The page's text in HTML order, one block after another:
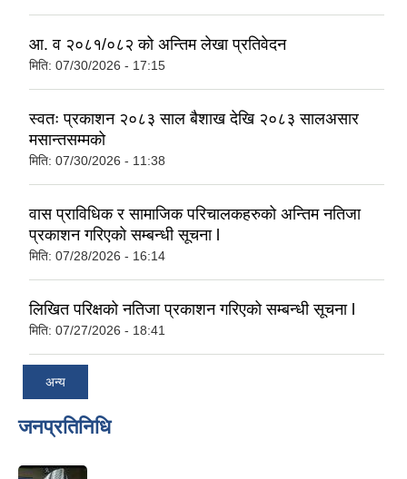
आ. व २०८१/०८२ को अन्तिम लेखा प्रतिवेदन
मिति: 07/30/2026 - 17:15
स्वतः प्रकाशन २०८३ साल बैशाख देखि २०८३ सालअसार
मसान्तसम्मको
मिति: 07/30/2026 - 11:38
वास प्राविधिक र सामाजिक परिचालकहरुको अन्तिम नतिजा
प्रकाशन गरिएको सम्बन्धी सूचना l
मिति: 07/28/2026 - 16:14
लिखित परिक्षको नतिजा प्रकाशन गरिएको सम्बन्धी सूचना l
मिति: 07/27/2026 - 18:41
अन्य
जनप्रतिनिधि